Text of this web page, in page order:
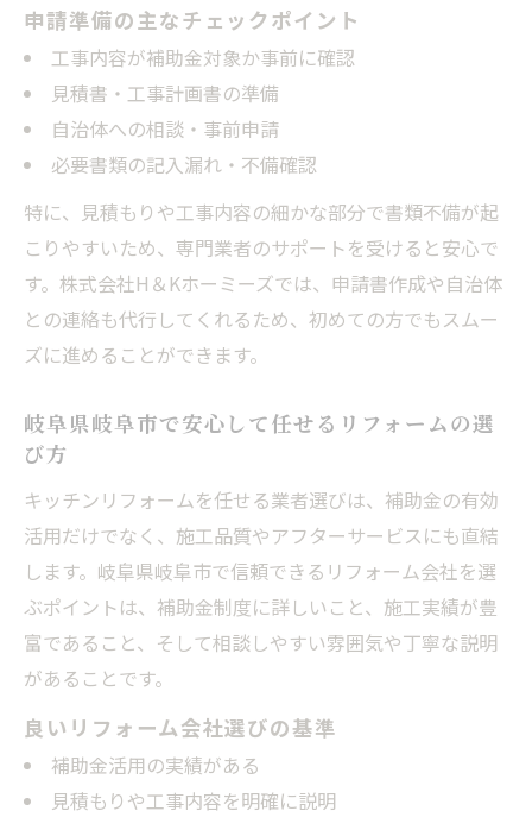
申請準備の主なチェックポイント
工事内容が補助金対象か事前に確認
見積書・工事計画書の準備
自治体への相談・事前申請
必要書類の記入漏れ・不備確認
特に、見積もりや工事内容の細かな部分で書類不備が起
こりやすいため、専門業者のサポートを受けると安心で
す。株式会社H＆Kホーミーズでは、申請書作成や自治体
との連絡も代行してくれるため、初めての方でもスムー
ズに進めることができます。
岐阜県岐阜市で安心して任せるリフォームの選
び方
キッチンリフォームを任せる業者選びは、補助金の有効
活用だけでなく、施工品質やアフターサービスにも直結
します。岐阜県岐阜市で信頼できるリフォーム会社を選
ぶポイントは、補助金制度に詳しいこと、施工実績が豊
富であること、そして相談しやすい雰囲気や丁寧な説明
があることです。
良いリフォーム会社選びの基準
補助金活用の実績がある
見積もりや工事内容を明確に説明